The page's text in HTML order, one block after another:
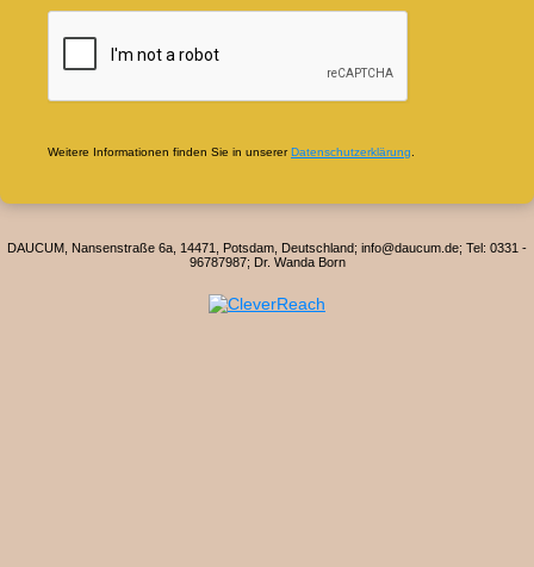
Weitere Informationen finden Sie in unsererDatenschutzerklärung
DAUCUM, Nansenstraße 6a, 14471, Potsdam, Deutschland; info@daucum.de; Tel: 0331 -
96787987; Dr. Wanda Born